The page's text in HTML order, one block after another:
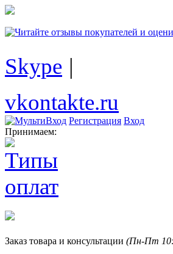
Skype |
vkontakte.ru
Регистрация Вход
Принимаем:
Заказ товара и консультации (Пн-Пт